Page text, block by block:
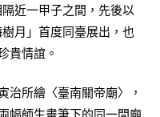
近一甲子之間，先後以
月」首度同臺展出，也
貴情誼。
治所繪〈臺南關帝廟〉，